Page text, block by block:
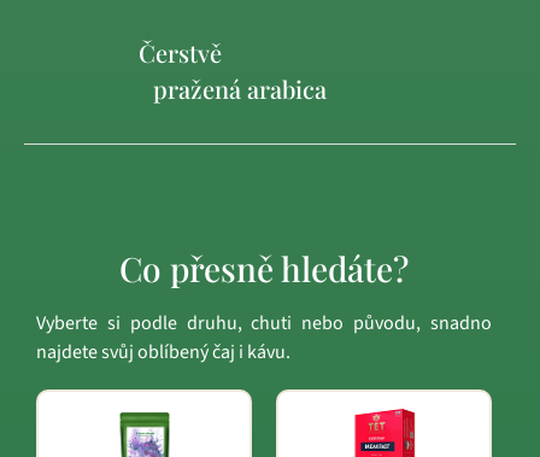
Čerstvě
pražená arabica
Co přesně hledáte?
Vyberte si podle druhu, chuti nebo původu, snadno
najdete svůj oblíbený čaj i kávu.